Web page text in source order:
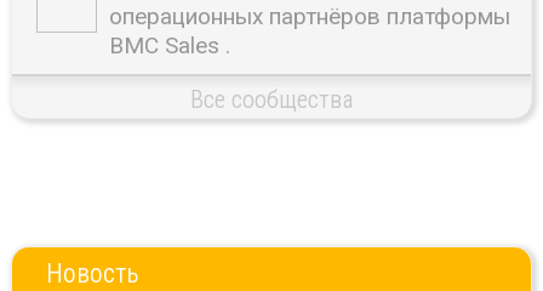
операционных партнёров платформы
BMC Sales .
Все сообщества
Новость